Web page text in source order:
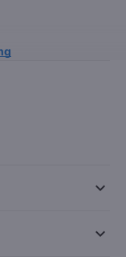
keyboard_arrow_down
keyboard_arrow_down